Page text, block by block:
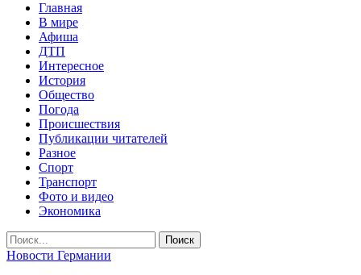
Главная
В мире
Афиша
ДТП
Интересное
История
Общество
Погода
Происшествия
Публикации читателей
Разное
Спорт
Транспорт
Фото и видео
Экономика
Новости Германии